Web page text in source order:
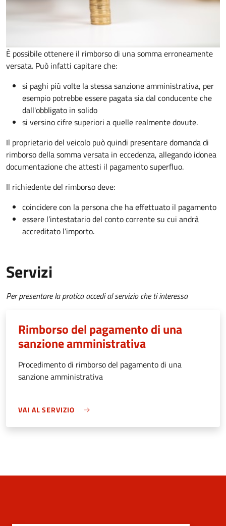
È possibile ottenere il rimborso di una somma erroneamente
versata. Può infatti capitare che:
si paghi più volte la stessa sanzione amministrativa, per
esempio potrebbe essere pagata sia dal conducente che
dall'obbligato in solido
si versino cifre superiori a quelle realmente dovute.
Il proprietario del veicolo può quindi presentare domanda di
rimborso della somma versata in eccedenza, allegando idonea
documentazione che attesti il pagamento superfluo.
Il richiedente del rimborso deve:
coincidere con la persona che ha effettuato il pagamento
essere l’intestatario del conto corrente su cui andrà
accreditato l’importo.
Servizi
Per presentare la pratica accedi al servizio che ti interessa
Rimborso del pagamento di una
sanzione amministrativa
Procedimento di rimborso del pagamento di una
sanzione amministrativa
VAI AL SERVIZIO